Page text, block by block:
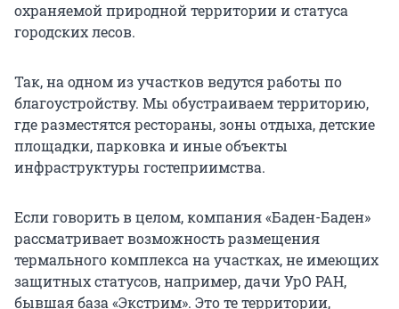
охраняемой природной территории и статуса
городских лесов.
Так, на одном из участков ведутся работы по
благоустройству. Мы обустраиваем территорию,
где разместятся рестораны, зоны отдыха, детские
площадки, парковка и иные объекты
инфраструктуры гостеприимства.
Если говорить в целом, компания «Баден-Баден»
рассматривает возможность размещения
термального комплекса на участках, не имеющих
защитных статусов, например, дачи УрО РАН,
бывшая база «Экстрим». Это те территории,